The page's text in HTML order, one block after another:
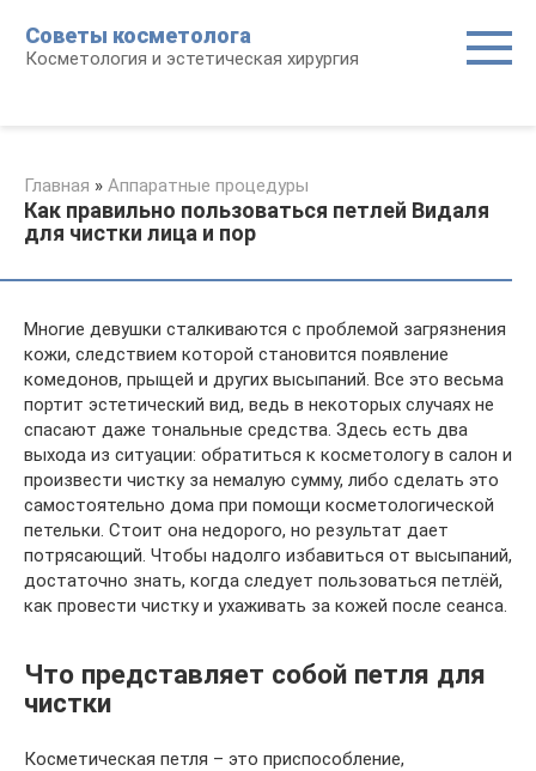
контенту
Советы косметолога
Косметология и эстетическая хирургия
Главная » Аппаратные процедуры
Как правильно пользоваться петлей Видаля
для чистки лица и пор
Многие девушки сталкиваются с проблемой загрязнения
кожи, следствием которой становится появление
комедонов, прыщей и других высыпаний. Все это весьма
портит эстетический вид, ведь в некоторых случаях не
спасают даже тональные средства. Здесь есть два
выхода из ситуации: обратиться к косметологу в салон и
произвести чистку за немалую сумму, либо сделать это
самостоятельно дома при помощи косметологической
петельки. Стоит она недорого, но результат дает
потрясающий. Чтобы надолго избавиться от высыпаний,
достаточно знать, когда следует пользоваться петлёй,
как провести чистку и ухаживать за кожей после сеанса.
Что представляет собой петля для
чистки
Косметическая петля – это приспособление,